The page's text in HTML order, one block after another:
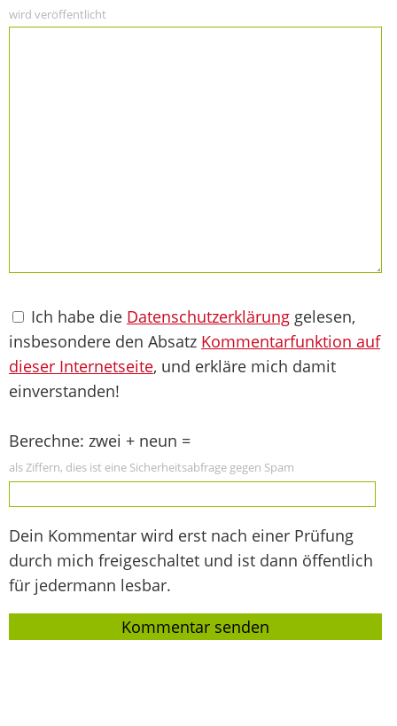
wird veröffentlicht
Ich habe die Datenschutzerklärung gelesen,
insbesondere den Absatz Kommentarfunktion auf
dieser Internetseite, und erkläre mich damit
einverstanden!
Berechne: zwei + neun =
als Ziffern, dies ist eine Sicherheitsabfrage gegen Spam
Dein Kommentar wird erst nach einer Prüfung
durch mich freigeschaltet und ist dann öffentlich
für jedermann lesbar.